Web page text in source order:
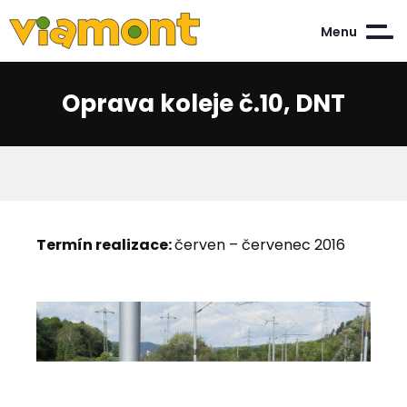
Menu
Oprava koleje č.10, DNT
Termín realizace:červen – červenec 2016